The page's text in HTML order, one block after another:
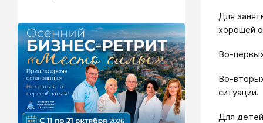
Для
хорошей
Во-
Во-
ситуации.
Для